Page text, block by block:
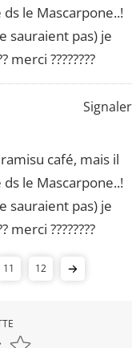
le Mascarpone..!
sauraient pas) je
????????
Signaler
café, mais il
le Mascarpone..!
sauraient pas) je
????????
11 12